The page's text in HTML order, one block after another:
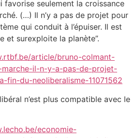
favorise seulement la croissance
(…) Il n’y a pas de projet pour
qui conduit à l’épuiser. Il est
et surexploite la planète”.
article/bruno-colmant-
il-n-y-a-pas-de-projet-
fin-du-neoliberalisme-11071562
n’est plus compatible avec le
economie-